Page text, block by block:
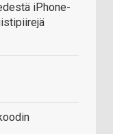
iPhone-